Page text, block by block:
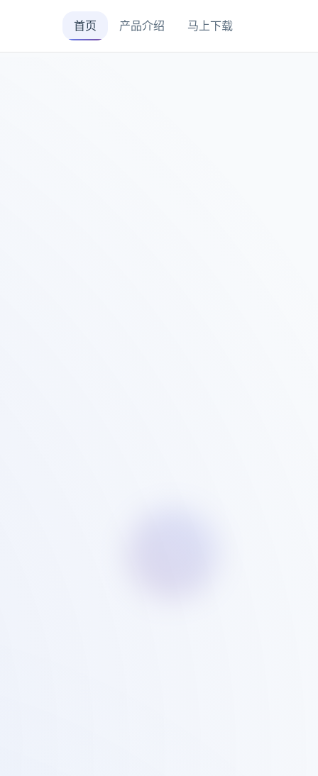
首页 产品介绍 马上下载